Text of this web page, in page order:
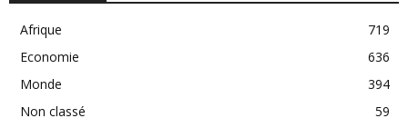
Afrique
719
Economie
636
Monde
394
Non classé
59